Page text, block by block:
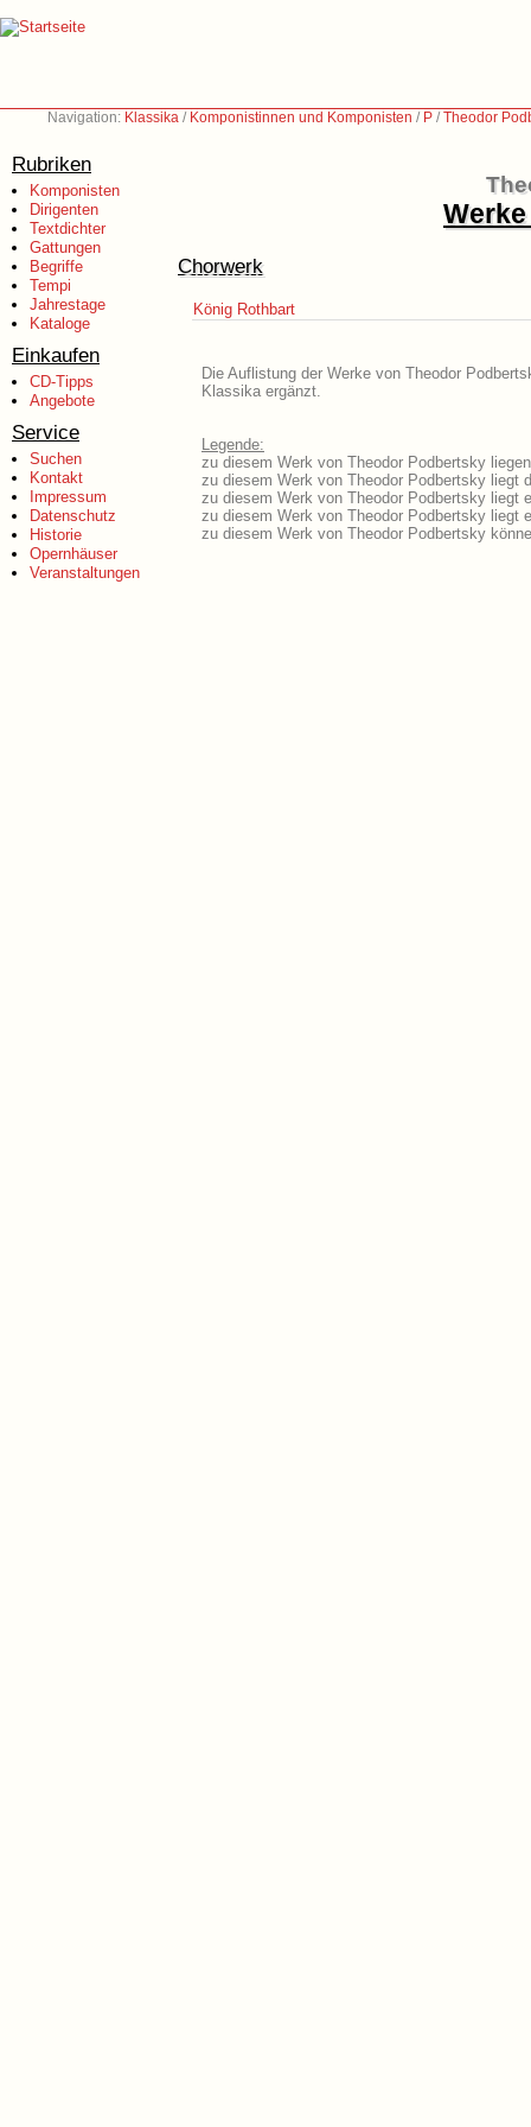
Navigation: Klassika / Komponistinnen und Komponisten / P /Theodor
Rubriken
Komponisten
Dirigenten
Textdichter
Gattungen
Begriffe
Tempi
Jahrestage
Kataloge
Einkaufen
CD-Tipps
Angebote
Service
Suchen
Kontakt
Impressum
Datenschutz
Historie
Opernhäuser
Veranstaltungen
Chorwerk
König Rothbart
Die Auflistung der Werke von Theodor
Klassika ergänzt.
Legende:
zu diesem Werk von Theodor Podbertsky
zu diesem Werk von Theodor Podbertsky liegt
zu diesem Werk von Theodor Podbertsky liegt
zu diesem Werk von Theodor Podbertsky liegt
zu diesem Werk von Theodor Podbertsky